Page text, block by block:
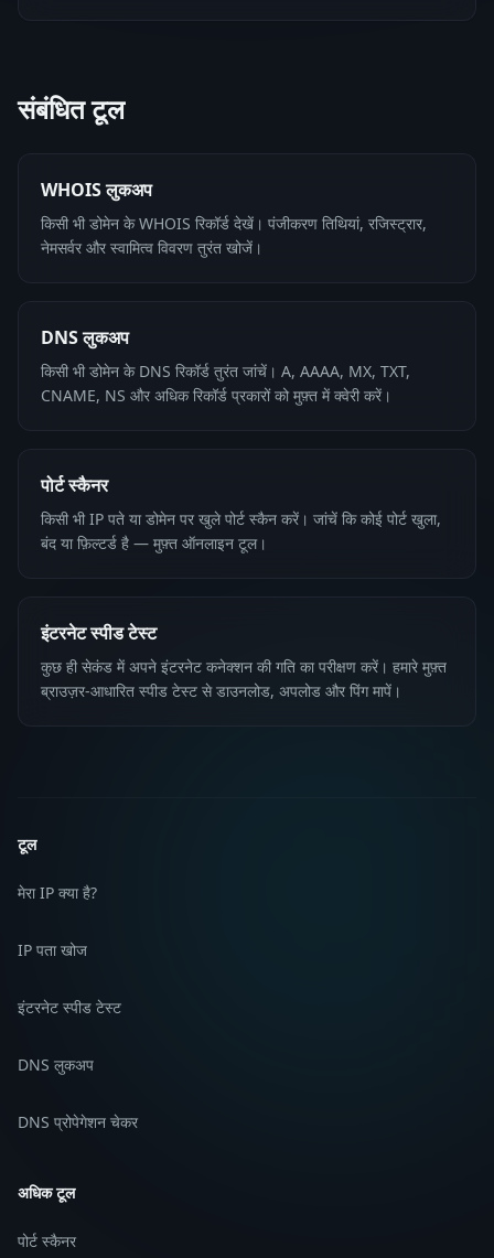
संबंधित टूल
WHOIS लुकअप
किसी भी डोमेन के WHOIS रिकॉर्ड देखें। पंजीकरण तिथियां, रजिस्ट्रार,
नेमसर्वर और स्वामित्व विवरण तुरंत खोजें।
DNS लुकअप
किसी भी डोमेन के DNS रिकॉर्ड तुरंत जांचें। A, AAAA, MX, TXT,
CNAME, NS और अधिक रिकॉर्ड प्रकारों को मुफ़्त में क्वेरी करें।
पोर्ट स्कैनर
किसी भी IP पते या डोमेन पर खुले पोर्ट स्कैन करें। जांचें कि कोई पोर्ट खुला,
बंद या फ़िल्टर्ड है — मुफ़्त ऑनलाइन टूल।
इंटरनेट स्पीड टेस्ट
कुछ ही सेकंड में अपने इंटरनेट कनेक्शन की गति का परीक्षण करें। हमारे मुफ़्त
ब्राउज़र-आधारित स्पीड टेस्ट से डाउनलोड, अपलोड और पिंग मापें।
टूल
मेरा IP क्या है?
IP पता खोज
इंटरनेट स्पीड टेस्ट
DNS लुकअप
DNS प्रोपेगेशन चेकर
अधिक टूल
पोर्ट स्कैनर